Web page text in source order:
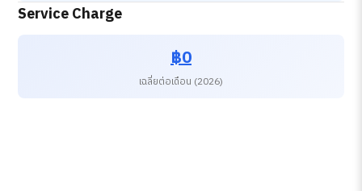
Service Charge
฿0
เฉลี่ยต่อเดือน (2026)